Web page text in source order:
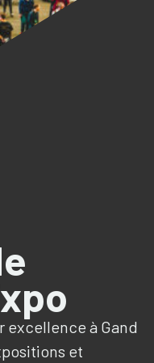
excellence à Gand
et